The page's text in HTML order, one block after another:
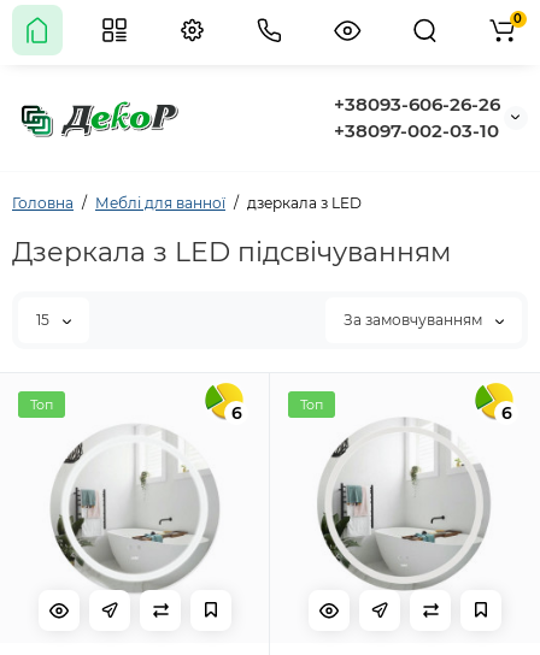
+38093-606-26-26
+38097-002-03-10
0
Головна Меблі для ванної дзеркала з LED
Дзеркала з LED підсвічуванням
15 За замовчуванням
6
Топ 6
Топ